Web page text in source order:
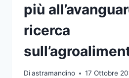
più
ricerca
Diastramandino 17 Ottobre